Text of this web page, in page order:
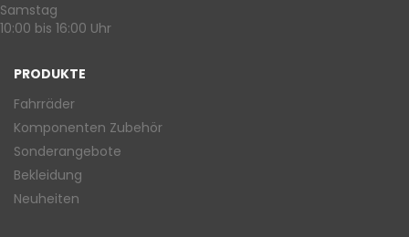
Samstag
10:00 bis 16:00 Uhr
PRODUKTE
Fahrräder
Komponenten Zubehör
Sonderangebote
Bekleidung
Neuheiten